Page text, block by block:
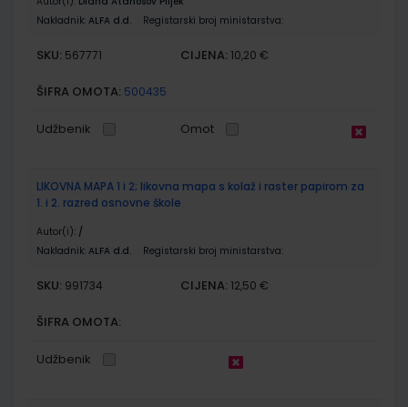
Nakladnik: ALFA d.d. Registarski broj ministarstva:
SKU: 567771 CIJENA: 10,20 €
ŠIFRA OMOTA: 500435
Udžbenik Omot
LIKOVNA MAPA 1 i 2; likovna mapa s kolaž i raster papirom za
1. i 2. razred osnovne škole
Autor(i): /
Nakladnik: ALFA d.d. Registarski broj ministarstva:
SKU: 991734 CIJENA: 12,50 €
ŠIFRA OMOTA:
Udžbenik